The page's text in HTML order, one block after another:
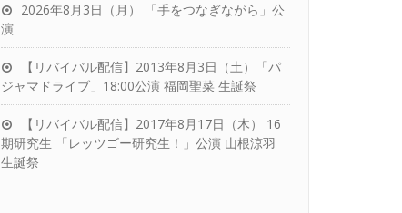
2026年8月3日（月） 「手をつなぎながら」公
演
【リバイバル配信】2013年8月3日（土）「パ
ジャマドライブ」18:00公演 福岡聖菜 生誕祭
【リバイバル配信】2017年8月17日（木） 16
期研究生 「レッツゴー研究生！」公演 山根涼羽
生誕祭